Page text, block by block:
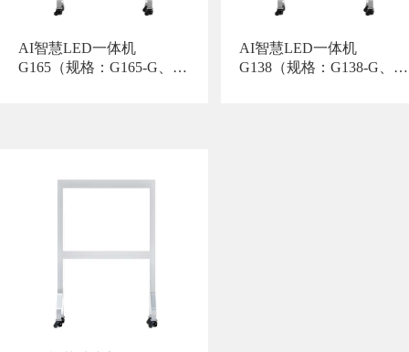
AI智慧LED一体机
G165（规格：G165-G、
AI智慧LED一体机
G138（规格：G138-G、